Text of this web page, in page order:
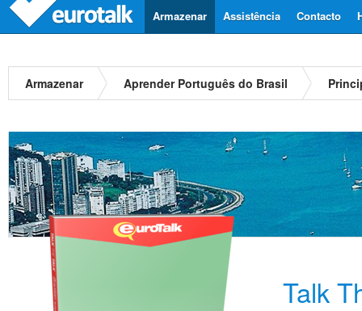
Contacto
Assistência
Armazenar
Armazenar Aprender Português do Brasil
Talk